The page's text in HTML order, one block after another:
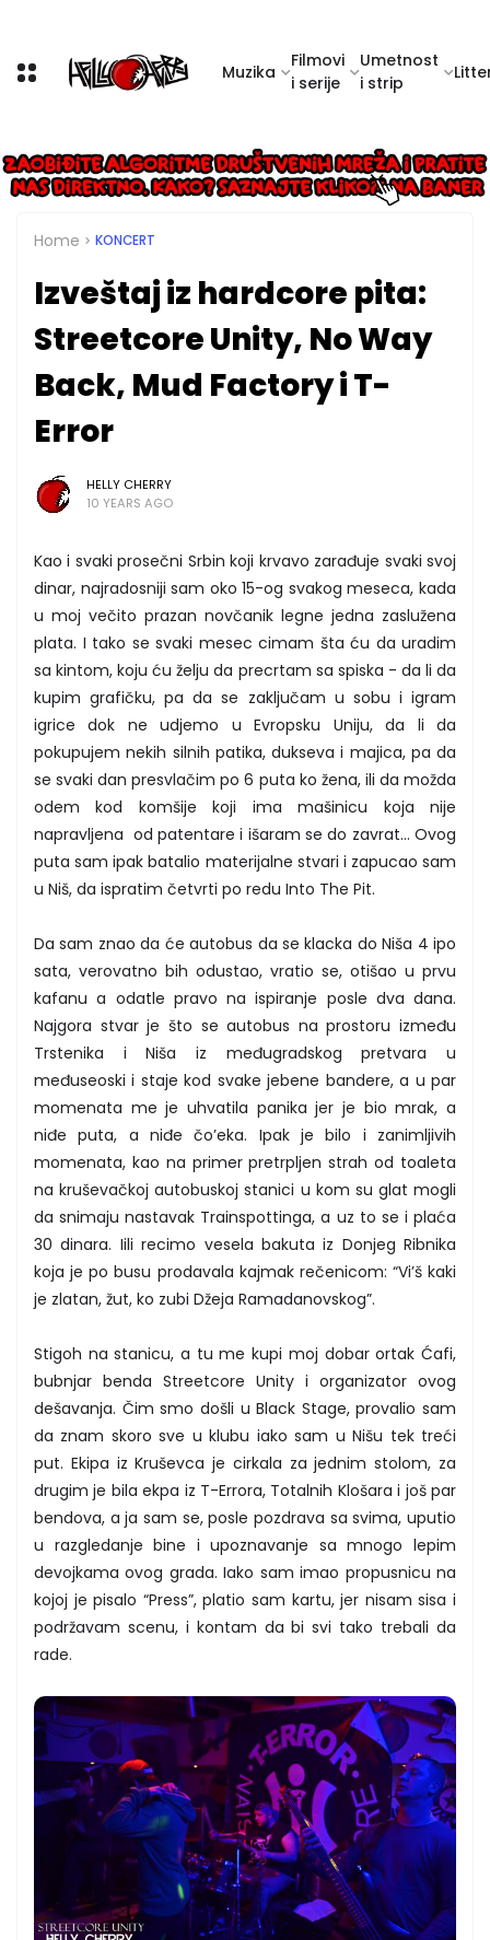
Muzika
Filmovi
i serije
Umetnost
i strip
Home KONCERT
Izveštaj iz hardcore pita:
Streetcore Unity, No Way
Back, Mud Factory i T-
Error
HELLY CHERRY
10 YEARS AGO
Kao i svaki prosečni Srbin koji krvavo zarađuje svaki svoj
dinar, najradosniji sam oko 15-og svakog meseca, kada
u moj večito prazan novčanik legne jedna zaslužena
plata. I tako se svaki mesec cimam šta ću da uradim
sa kintom, koju ću želju da precrtam sa spiska - da li da
kupim grafičku, pa da se zaključam u sobu i igram
igrice dok ne udjemo u Evropsku Uniju, da li da
pokupujem nekih silnih patika, dukseva i majica, pa da
se svaki dan presvlačim po 6 puta ko žena, ili da možda
odem kod komšije koji ima mašinicu koja nije
napravljena od patentare i išaram se do zavrat… Ovog
puta sam ipak batalio materijalne stvari i zapucao sam
u Niš, da ispratim četvrti po redu Into The Pit.
Da sam znao da će autobus da se klacka do Niša 4 ipo
sata, verovatno bih odustao, vratio se, otišao u prvu
kafanu a odatle pravo na ispiranje posle dva dana.
Najgora stvar je što se autobus na prostoru između
Trstenika i Niša iz međugradskog pretvara u
međuseoski i staje kod svake jebene bandere, a u par
momenata me je uhvatila panika jer je bio mrak, a
niđe puta, a niđe čo’eka. Ipak je bilo i zanimljivih
momenata, kao na primer pretrpljen strah od toaleta
na kruševačkoj autobuskoj stanici u kom su glat mogli
da snimaju nastavak Trainspottinga, a uz to se i plaća
30 dinara. Iili recimo vesela bakuta iz Donjeg Ribnika
koja je po busu prodavala kajmak rečenicom: “Vi’š kaki
je zlatan, žut, ko zubi Džeja Ramadanovskog”.
Stigoh na stanicu, a tu me kupi moj dobar ortak Ćafi,
bubnjar benda Streetcore Unity i organizator ovog
dešavanja. Čim smo došli u Black Stage, provalio sam
da znam skoro sve u klubu iako sam u Nišu tek treći
put. Ekipa iz Kruševca je cirkala za jednim stolom, za
drugim je bila ekpa iz T-Errora, Totalnih Klošara i još par
bendova, a ja sam se, posle pozdrava sa svima, uputio
u razgledanje bine i upoznavanje sa mnogo lepim
devojkama ovog grada. Iako sam imao propusnicu na
kojoj je pisalo “Press”, platio sam kartu, jer nisam sisa i
podržavam scenu, i kontam da bi svi tako trebali da
rade.